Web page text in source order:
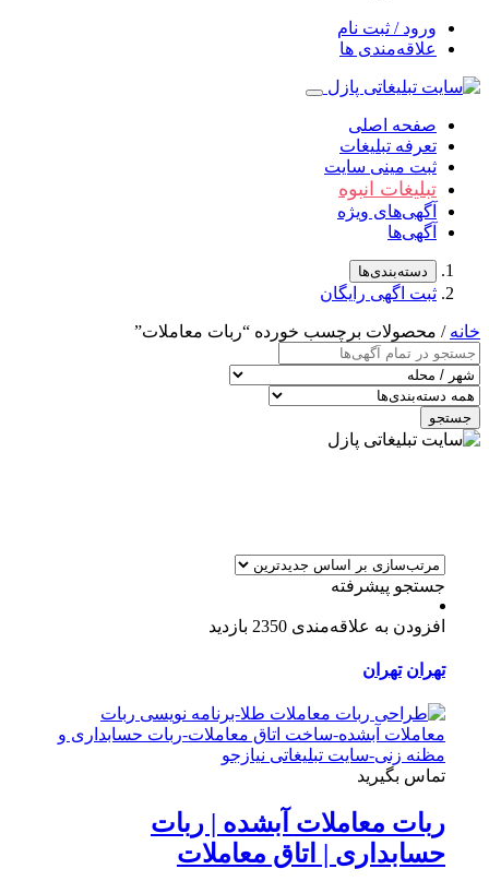
ورود / ثبت نام
علاقه‌مندی ها
صفحه اصلی
تعرفه تبلیغات
ثبت مینی سایت
تبلیغات انبوه
آگهی‌های ویژه
آگهی‌ها
دسته‌بندی‌ها
ثبت اگهی رایگان
خانه / محصولات برچسب خورده “ربات معاملات”
جستجو
جستجو پیشرفته
افزودن به علاقه‌مندی 2350 بازدید
تهران تهران
تماس بگیرید
ربات معاملات آبشده | ربات
حسابداری | اتاق معاملات